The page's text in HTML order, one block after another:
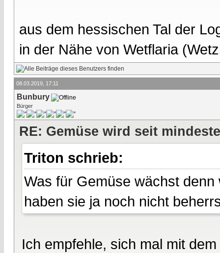
aus dem hessischen Tal der
in der Nähe von Wetflaria
08.03.2019, 17:11
Bunbury
Bürger
RE: Gemüse wird seit
Triton schrieb:
Was für Gemüse wächst
haben sie ja noch nicht
Ich empfehle, sich mal mit